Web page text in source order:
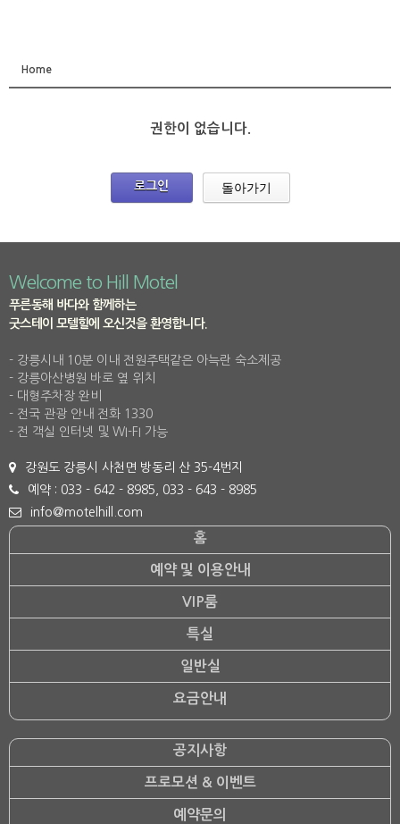
Home
권한이 없습니다.
로그인 돌아가기
Welcome to Hill Motel
푸른동해 바다와 함께하는
굿스테이 모텔힐에 오신것을 환영합니다.
- 강릉시내 10분 이내 전원주택같은 아늑란 숙소제공
- 강릉아산병원 바로 옆 위치
- 대형주차장 완비
- 전국 관광 안내 전화 1330
- 전 객실 인터넷 및 WI-FI 가능
강원도 강릉시 사천면 방동리 산 35-4번지
예약 : 033 - 642 - 8985, 033 - 643 - 8985
info@motelhill.com
홈
예약 및 이용안내
VIP룸
특실
일반실
요금안내
공지사항
프로모션 & 이벤트
예약문의